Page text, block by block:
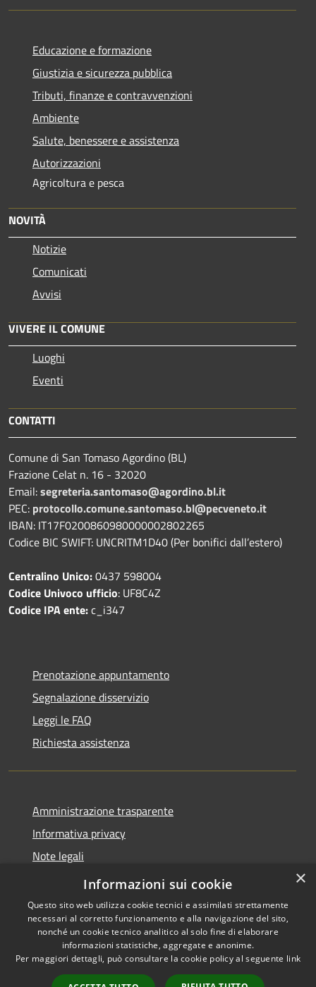
Educazione e formazione
Giustizia e sicurezza pubblica
Tributi, finanze e contravvenzioni
Ambiente
Salute, benessere e assistenza
Autorizzazioni
Agricoltura e pesca
NOVITÀ
Notizie
Comunicati
Avvisi
VIVERE IL COMUNE
Luoghi
Eventi
CONTATTI
Comune di San Tomaso Agordino (BL)
Frazione Celat n. 16 - 32020
Email:segreteria.santomaso@agordino.bl.it
PEC: protocollo.comune.santomaso.bl@pecveneto.it
IBAN: IT17F0200860980000002802265
Codice BIC SWIFT: UNCRITM1D40 (Per bonifici dall’estero)
Centralino Unico:0437 598004
Codice Univoco ufficio: UF8C4Z
Codice IPA ente:c_i347
Prenotazione appuntamento
Segnalazione disservizio
Leggi le FAQ
Richiesta assistenza
Amministrazione trasparente
Informativa privacy
Note legali
Dichiarazione di accessibilità
Accessibilità
Copyright © 2026 • Comune di
San Tomaso Agordino •
Powered byMunicipium
×
Informazioni sui cookie
Questo sito web utilizza cookie tecnici e assimilati strettamente
necessari al corretto funzionamento e alla navigazione del sito,
nonché un cookie tecnico analitico al solo fine di elaborare
informazioni statistiche, aggregate e anonime.
Per maggiori dettagli, può consultare la cookie policy al seguente link